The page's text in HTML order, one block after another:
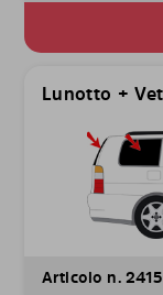
Lunotto +
Articolo n.